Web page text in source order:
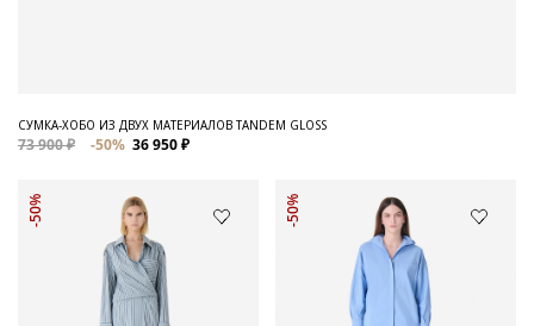
СУМКА-ХОБО ИЗ ДВУХ МАТЕРИАЛОВ TANDEM GLOSS
73 900 ₽ -50% 36 950 ₽
-50% -50%